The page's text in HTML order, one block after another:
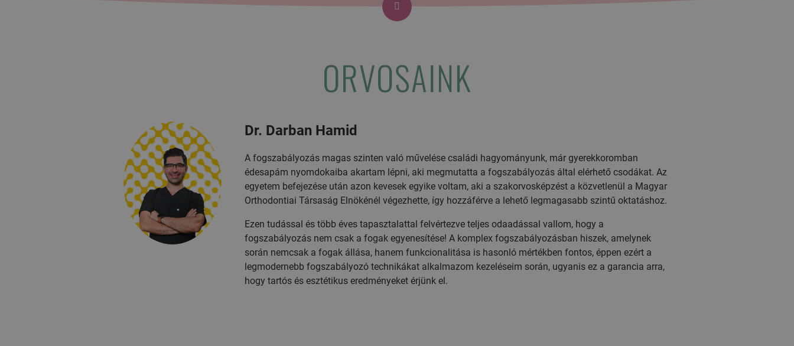
ORVOSAINK
Dr. Darban Hamid
A fogszabályozás magas szinten való művelése családi hagyományunk, már gyerekkoromban
édesapám nyomdokaiba akartam lépni, aki megmutatta a fogszabályozás által elérhető csodákat. Az
egyetem befejezése után azon kevesek egyike voltam, aki a szakorvosképzést a közvetlenül a Magyar
Orthodontiai Társaság Elnökénél végezhette, így hozzáférve a lehető legmagasabb szintű oktatáshoz.
Ezen tudással és több éves tapasztalattal felvértezve teljes odaadással vallom, hogy a
fogszabályozás nem csak a fogak egyenesítése! A komplex fogszabályozásban hiszek, amelynek
során nemcsak a fogak állása, hanem funkcionalitása is hasonló mértékben fontos, éppen ezért a
legmodernebb fogszabályozó technikákat alkalmazom kezeléseim során, ugyanis ez a garancia arra,
hogy tartós és esztétikus eredményeket érjünk el.